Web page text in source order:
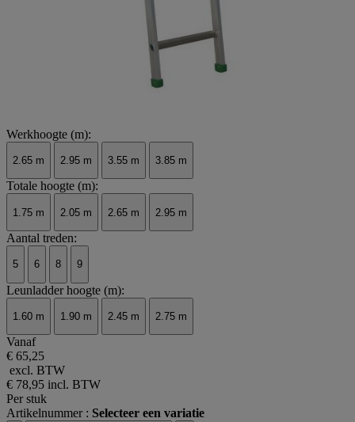
Werkhoogte (m):
2.65 m 2.95 m 3.55 m 3.85 m
Totale hoogte (m):
1.75 m 2.05 m 2.65 m 2.95 m
Aantal treden:
5 6 8 9
Leunladder hoogte (m):
1.60 m 1.90 m 2.45 m 2.75 m
Vanaf
€ 65,25
excl. BTW
€ 78,95 incl. BTW
Per stuk
Artikelnummer : Selecteer een variatie